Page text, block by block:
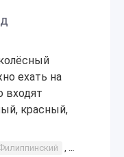
ехать на
входят
красный,
, Филиппины